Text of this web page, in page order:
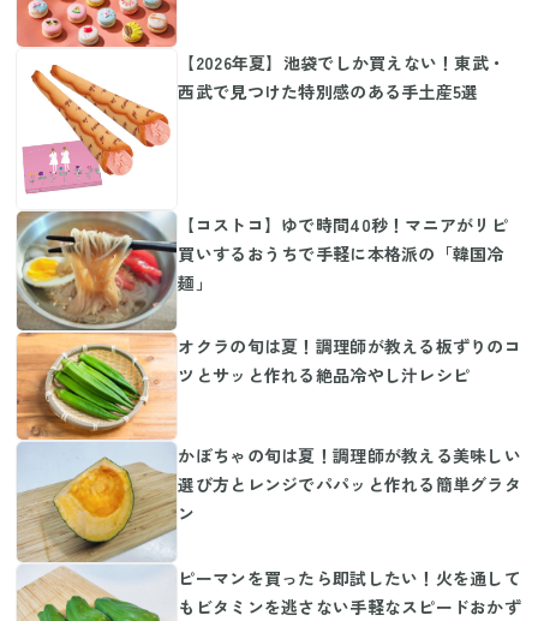
【2026年夏】池袋でしか買えない！東武・
西武で見つけた特別感のある手土産5選
【コストコ】ゆで時間40秒！マニアがリピ
買いするおうちで手軽に本格派の「韓国冷
麺」
オクラの旬は夏！調理師が教える板ずりのコ
ツとサッと作れる絶品冷やし汁レシピ
かぼちゃの旬は夏！調理師が教える美味しい
選び方とレンジでパパッと作れる簡単グラタ
ン
ピーマンを買ったら即試したい！火を通して
もビタミンを逃さない手軽なスピードおかず